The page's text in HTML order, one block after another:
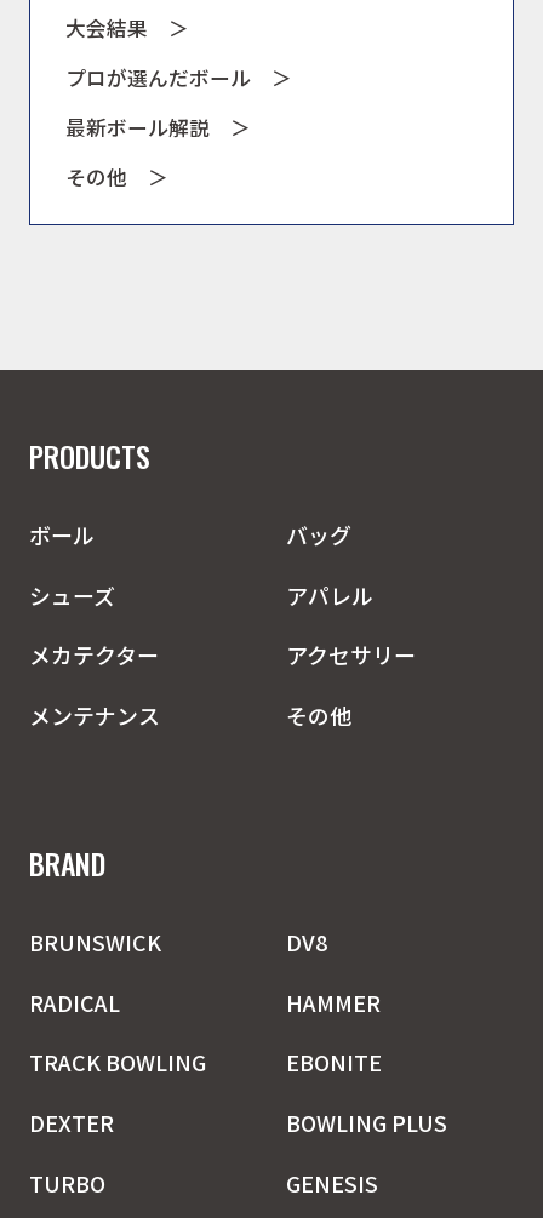
大会結果 ＞
プロが選んだボール ＞
最新ボール解説 ＞
その他 ＞
PRODUCTS
ボール
バッグ
シューズ
アパレル
メカテクター
アクセサリー
メンテナンス
その他
BRAND
BRUNSWICK
DV8
RADICAL
HAMMER
TRACK BOWLING
EBONITE
DEXTER
BOWLING PLUS
TURBO
GENESIS